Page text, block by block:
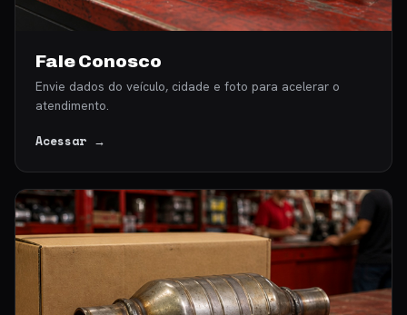
Fale Conosco
Envie dados do veículo, cidade e foto para acelerar o
atendimento.
Acessar →